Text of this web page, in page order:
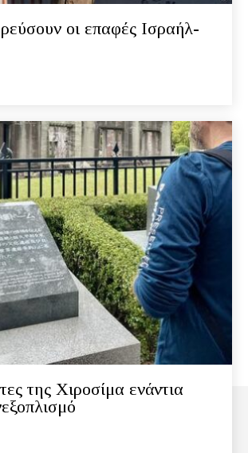
οι επαφές Ισραήλ-
της Χιροσίμα ενάντια